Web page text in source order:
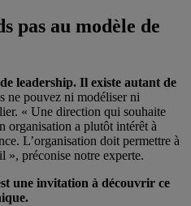
pas au modèle de
leadership. Il existe autant de
ne pouvez ni modéliser ni
« Une direction qui souhaite
organisation a plutôt intérêt à
L’organisation doit permettre à
», préconise notre experte.
une invitation à découvrir ce